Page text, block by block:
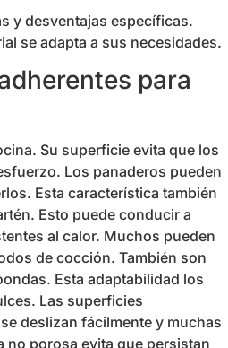
y desventajas específicas.
se adapta a sus necesidades.
para
Su superficie evita que los
Los panaderos pueden
Esta característica también
Esto puede conducir a
al calor. Muchos pueden
de cocción. También son
Esta adaptabilidad los
Las superficies
deslizan fácilmente y muchas
no porosa evita que persistan